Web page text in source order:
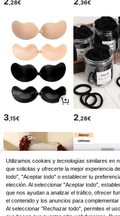
,28€ ,36€
3,15€ 2 ,28€
Utilizamos cookies y tecnologías similares en
que solicitas y ofrecerte la mejor experiencia
todo", "Aceptar todo" o establecer tu
elección. Al seleccionar "Aceptar todo",
que nos ayudan a analizar el tráfico, ofrecer
el contenido y los anuncios para
Al seleccionar "Rechazar todo", permites el